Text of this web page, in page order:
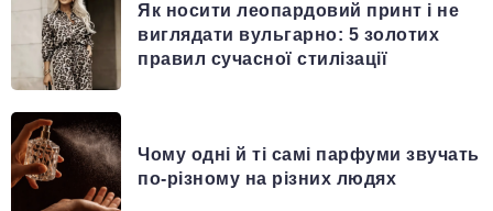
Як носити леопардовий принт і не
виглядати вульгарно: 5 золотих
правил сучасної стилізації
Чому одні й ті самі парфуми звучать
по-різному на різних людях